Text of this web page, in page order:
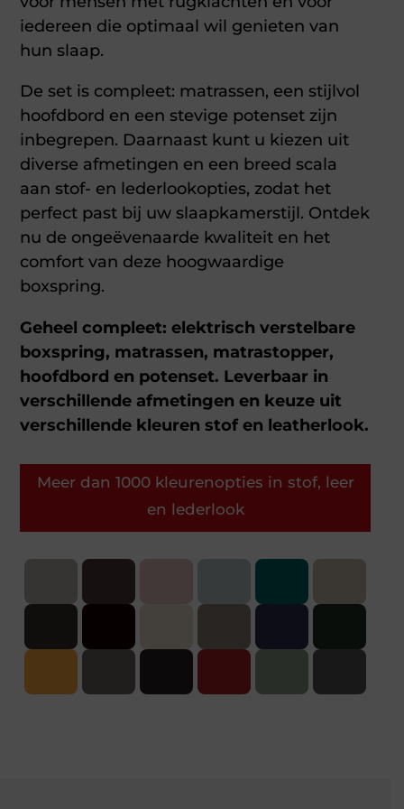
iedereen die optimaal wil genieten van
hun slaap.
De set is compleet: matrassen, een stijlvol
hoofdbord en een stevige potenset zijn
inbegrepen. Daarnaast kunt u kiezen uit
diverse afmetingen en een breed scala
aan stof- en lederlookopties, zodat het
perfect past bij uw slaapkamerstijl. Ontdek
nu de ongeëvenaarde kwaliteit en het
comfort van deze hoogwaardige
boxspring.
Geheel compleet: elektrisch verstelbare
boxspring, matrassen, matrastopper,
hoofdbord en potenset. Leverbaar in
verschillende afmetingen en keuze uit
verschillende kleuren stof en leatherlook.
Meer dan 1000 kleurenopties in stof, leer
en lederlook